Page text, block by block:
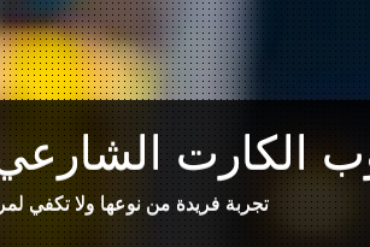
الكارت
تجربة فريدة من نوعها ولا تكفي